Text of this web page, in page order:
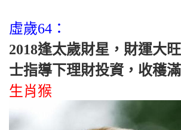
虛歲64：
2018逢太歲財星，財運大
士指導下理財投資，收穫
生肖猴